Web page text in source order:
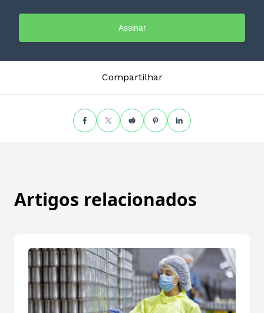
Assinar
Compartilhar
Artigos relacionados